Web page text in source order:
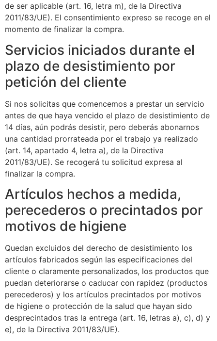
de ser aplicable (art. 16, letra m), de la Directiva
2011/83/UE). El consentimiento expreso se recoge en el
momento de finalizar la compra.
Servicios iniciados durante el
plazo de desistimiento por
petición del cliente
Si nos solicitas que comencemos a prestar un servicio
antes de que haya vencido el plazo de desistimiento de
14 días, aún podrás desistir, pero deberás abonarnos
una cantidad prorrateada por el trabajo ya realizado
(art. 14, apartado 4, letra a), de la Directiva
2011/83/UE). Se recogerá tu solicitud expresa al
finalizar la compra.
Artículos hechos a medida,
perecederos o precintados por
motivos de higiene
Quedan excluidos del derecho de desistimiento los
artículos fabricados según las especificaciones del
cliente o claramente personalizados, los productos que
puedan deteriorarse o caducar con rapidez (productos
perecederos) y los artículos precintados por motivos
de higiene o protección de la salud que hayan sido
desprecintados tras la entrega (art. 16, letras a), c), d) y
e), de la Directiva 2011/83/UE).